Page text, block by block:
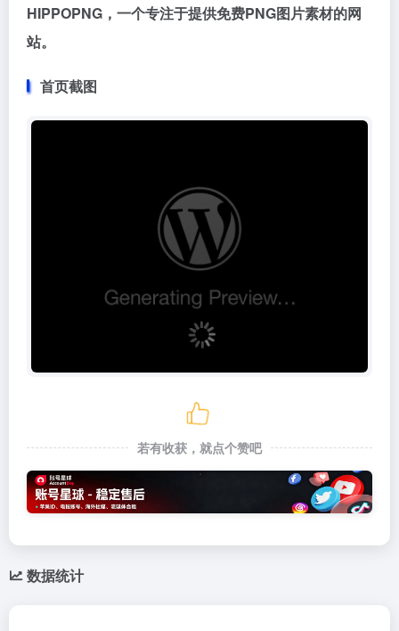
HIPPOPNG，一个专注于提供免费PNG图片素材的网
站。
首页截图
若有收获，就点个赞吧
数据统计